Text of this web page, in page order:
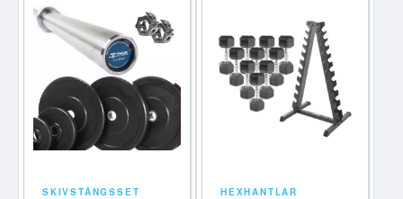
SKIVSTÅNGSSET HEXHANTLAR